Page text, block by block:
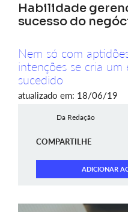
Habilidade
sucesso do
Nem só com
intenções se cria
sucedido
atualizado em: 18/06/19
Da Redação
COMPARTILHE
ADICIONAR